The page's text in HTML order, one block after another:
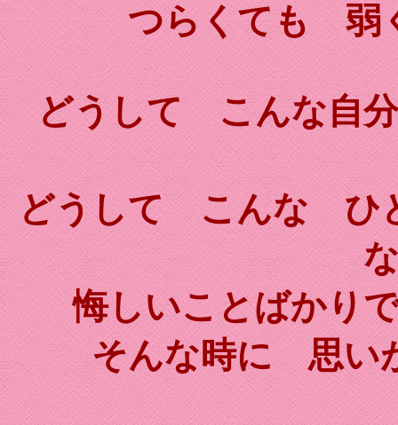
つらくても 弱
どうして こんな自
どうして こんな ひ
悔しいことばかり
そんな時に 思い